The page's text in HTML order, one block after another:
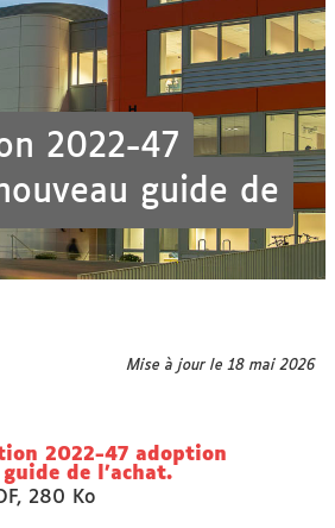
2022-47
guide de
Mise à jour le 18 mai 2026
2022-47 adoption
guide de l'achat.
, 280 Ko